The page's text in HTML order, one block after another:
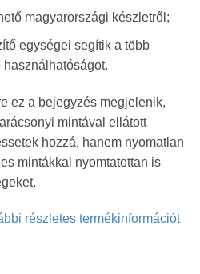
magyarországi készletről;
egységei segítik a több
használhatóságot.
ez a bejegyzés megjelenik,
mintával ellátott
hozzá, hanem nyomatlan
mintákkal nyomtatottan is
részletes termékinformációt